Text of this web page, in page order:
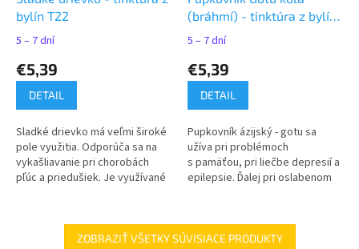
bylín T22
5 – 7 dní
€5,39
DETAIL
Sladké drievko má veľmi široké
pole využitia. Odporúča sa na
vykašliavanie pri chorobách
pľúc a priedušiek. Je využívané
(bráhmí) - tinktúra z bylín
5 – 7 dní
€5,39
DETAIL
Pupkovník ázijský - gotu sa
užíva pri problémoch
s pamäťou, pri liečbe depresií a
epilepsie. Ďalej pri oslabenom
ZOBRAZIŤ VŠETKY SÚVISIACE PRODUKTY